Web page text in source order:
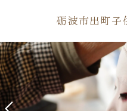
砺波市出町子